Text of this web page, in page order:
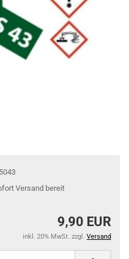
Versand bereit
9,90 EUR
inkl. 20% MwSt. zzgl. Versand